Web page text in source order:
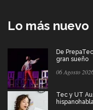
Lo más nuevo
De
gran sueño
06 Agosto
Tec y UT